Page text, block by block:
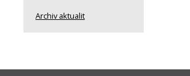
Archiv aktualit